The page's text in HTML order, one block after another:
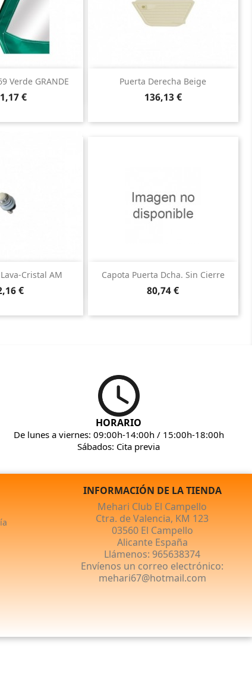
Verde GRANDE
€
rápida Puerta Derecha Beige
Precio
136,13 €
Vista rápida
Cristal AM
€
rápida Capota Puerta Dcha. Sin Cierre
Precio
80,74 €
Vista rápida
HORARIO
De lunes a viernes: 09:00h-14:00h / 15:00h-18:00h
Sábados: Cita previa
INFORMACIÓN DE LA TIENDA
Mehari Club El Campello
Ctra. de Valencia, KM 123
03560 El Campello
Alicante España
Llámenos: 965638374
Envíenos un correo electrónico:
mehari67@hotmail.com